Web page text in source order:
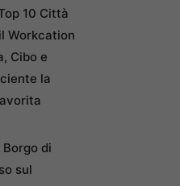
10 Città
Workcation
Cibo e
la
di
sul